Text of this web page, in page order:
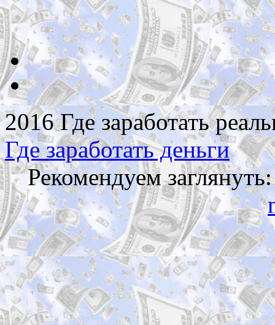
2016 Где заработать
Где заработать деньги
Рекомендуем